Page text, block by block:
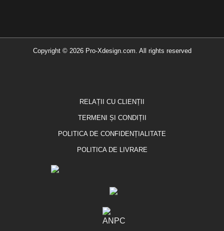
Copyright © 2026 Pro-Xdesign.com. All rights reserved
RELAȚII CU CLIENȚII
TERMENI ȘI CONDIȚII
POLITICA DE CONFIDENȚIALITATE
POLITICA DE LIVRARE